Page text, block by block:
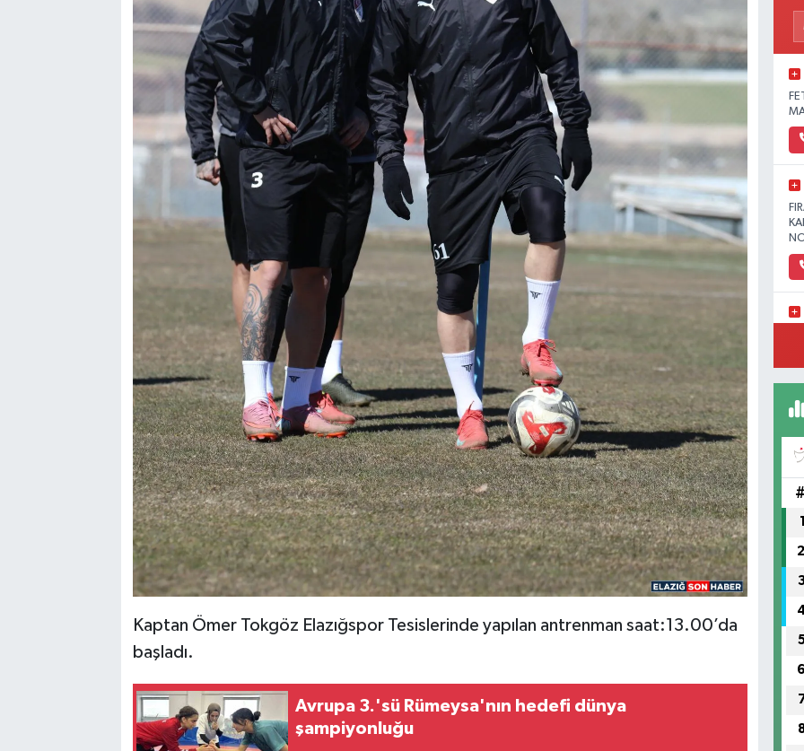
Kaptan Ömer Tokgöz Elazığspor Tesislerinde yapılan antrenman saat:13.00’da
başladı.
Avrupa 3.'sü Rümeysa'nın hedefi dünya
şampiyonluğu
#
1
2
6